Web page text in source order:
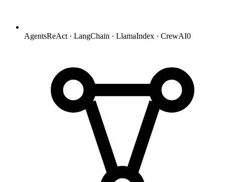
AgentsReAct · LangChain · LlamaIndex · CrewAI0